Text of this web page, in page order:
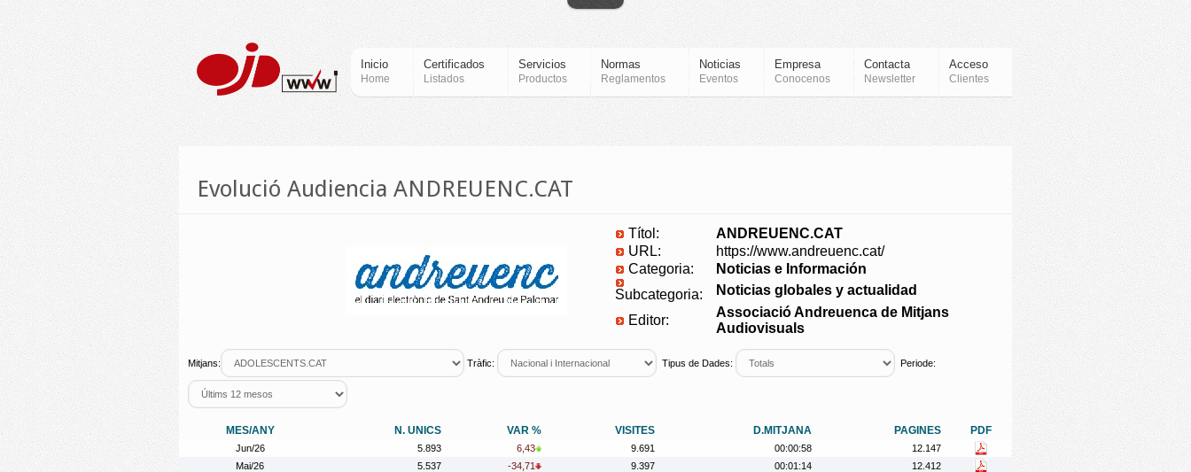
Inicio
Home
Certificados
Listados
Servicios
Productos
Normas
Reglamentos
Noticias
Eventos
Empresa
Conocenos
Contacta
Newsletter
Acceso
Clientes
Evolució Audiencia ANDREUENC.CAT
Títol:
ANDREUENC.CAT
URL:
https://www.andreuenc.cat/
Categoria:
Noticias e Información
Subcategoria:
Noticias globales y actualidad
Editor:
Associació Andreuenca de Mitjans
Audiovisuals
Mitjans: Tràfic: Tipus de Dades: Periode:
MES/ANY N. UNICS VAR % VISITES D.MITJANA PAGINES PDF
Jun/26 5.893 6,43 9.691 00:00:58
12.147
Mai/26
5.537 -34,71 9.397 00:01:14
12.412